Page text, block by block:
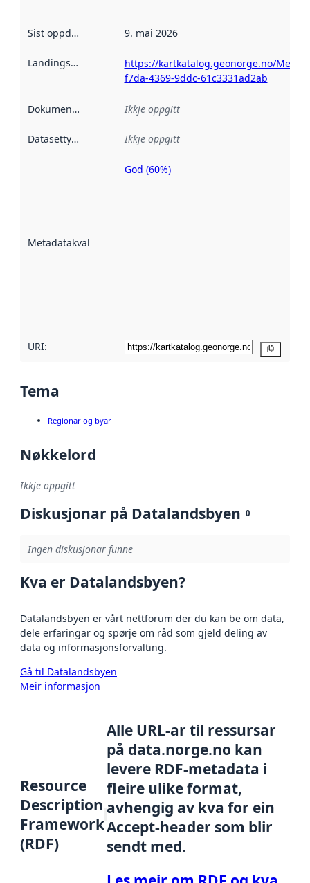
Sist oppdatert 9. mai 2026
Landingsside
https://kartkatalog.geonorge.no/
f7da-4369-9ddc-61c3331ad2ab
Dokumentasjon Ikkje oppgitt
Datasettype Ikkje oppgitt
Metadatakvalitet
Metadatakvalitet
God (60%)
URI:
Tema
Regionar og byar
Nøkkelord
Ikkje oppgitt
Diskusjonar på Datalandsbyen 0
Ingen diskusjonar funne
Kva er Datalandsbyen?
Datalandsbyen er vårt nettforum der du kan be om data,
dele erfaringar og spørje om råd som gjeld deling av
data og informasjonsforvalting.
Gå til Datalandsbyen
Meir informasjon
Resource
Description
Framework
(RDF)
Alle URL-ar til ressursar
på data.norge.no kan
levere RDF-metadata i
fleire ulike format,
avhengig av kva for ein
Accept-header som blir
sendt med.